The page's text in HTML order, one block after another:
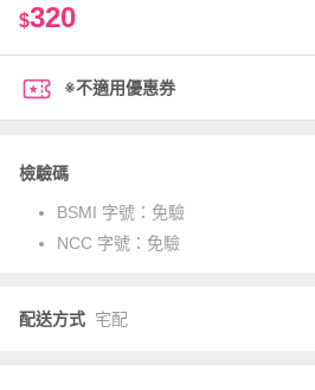
$320
※不適用優惠券
檢驗碼
BSMI 字號： 免驗
NCC 字號： 免驗
配送方式 宅配